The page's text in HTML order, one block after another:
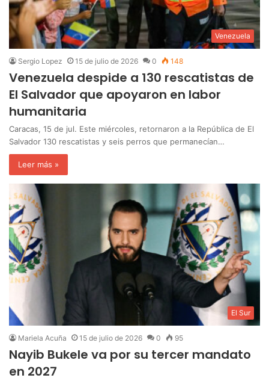
Venezuela
Sergio Lopez 15 de julio de 2026 0 148
Venezuela despide a 130 rescatistas de
El Salvador que apoyaron en labor
humanitaria
Caracas, 15 de jul. Este miércoles, retornaron a la República de El
Salvador 130 rescatistas y seis perros que permanecían…
Leer más »
El Sur
Mariela Acuña 15 de julio de 2026 0 95
Nayib Bukele va por su tercer mandato
en 2027